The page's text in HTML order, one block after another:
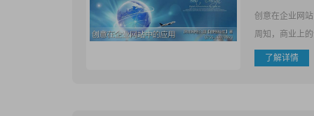
创意在企业网
周知，商业上
了解详情